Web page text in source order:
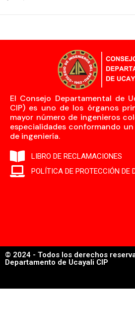
El Consejo Departamental de
CIP) es uno de los órganos
mayor número de ingenieros
especialidades conformando
de ingeniería.
LIBRO DE RECLAMACIONES
POLÍTICA DE PROTECCIÓN DE
© 2024 - Todos los derechos
Departamento de Ucayali CIP